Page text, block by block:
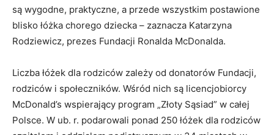
są wygodne, praktyczne, a przede wszystkim postawione
blisko łóżka chorego dziecka – zaznacza Katarzyna
Rodziewicz, prezes Fundacji Ronalda McDonalda.
Liczba łóżek dla rodziców zależy od donatorów Fundacji,
rodziców i społeczników. Wśród nich są licencjobiorcy
McDonald’s wspierający program „Złoty Sąsiad” w całej
Polsce. W ub. r. podarowali ponad 250 łóżek dla rodziców